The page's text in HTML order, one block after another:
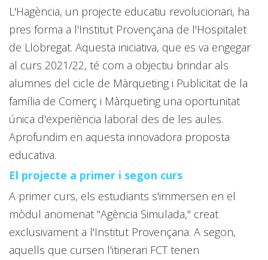
L'Hagència, un projecte educatiu revolucionari, ha
pres forma a l'Institut Provençana de l'Hospitalet
de Llobregat. Aquesta iniciativa, que es va engegar
al curs 2021/22, té com a objectiu brindar als
alumnes del cicle de Màrqueting i Publicitat de la
família de Comerç i Màrqueting una oportunitat
única d'experiència laboral des de les aules.
Aprofundim en aquesta innovadora proposta
educativa.
El projecte a primer i segon curs
A primer curs, els estudiants s'immersen en el
mòdul anomenat "Agència Simulada," creat
exclusivament a l'Institut Provençana. A segon,
aquells que cursen l'itinerari FCT tenen